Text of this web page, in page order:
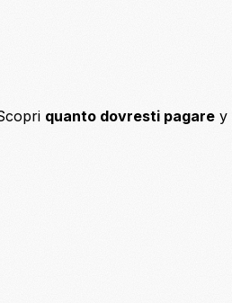
quanto dovresti pagare y